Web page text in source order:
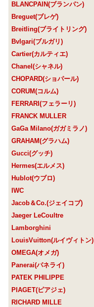
BLANCPAIN(ブランパン)
Breguet(ブレゲ)
Breitling(ブライトリング)
Bvlgari(ブルガリ)
Cartier(カルティエ)
Chanel(シャネル)
CHOPARD(ショパール)
CORUM(コルム)
FERRARI(フェラーリ)
FRANCK MULLER
GaGa Milano(ガガミラノ)
GRAHAM(グラハム)
Gucci(グッチ)
Hermes(エルメス)
Hublot(ウブロ)
IWC
Jacob＆Co.(ジェイコブ)
Jaeger LeCoultre
Lamborghini
LouisVuitton(ルイヴィトン)
OMEGA(オメガ)
Panerai(パネライ)
PATEK PHILIPPE
PIAGET(ピアジェ)
RICHARD MILLE